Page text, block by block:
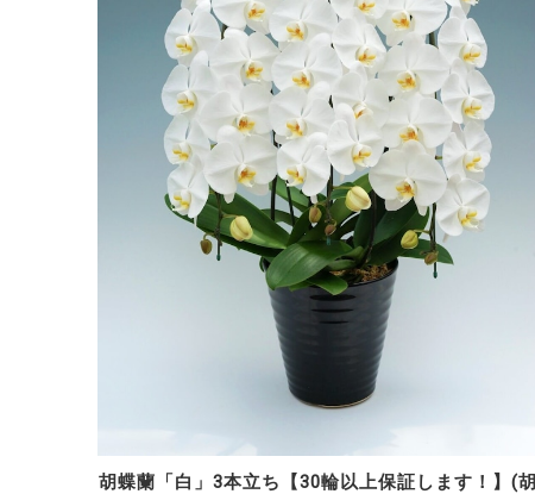
胡蝶蘭「白」3本立ち【30輪以上保証します！】(胡